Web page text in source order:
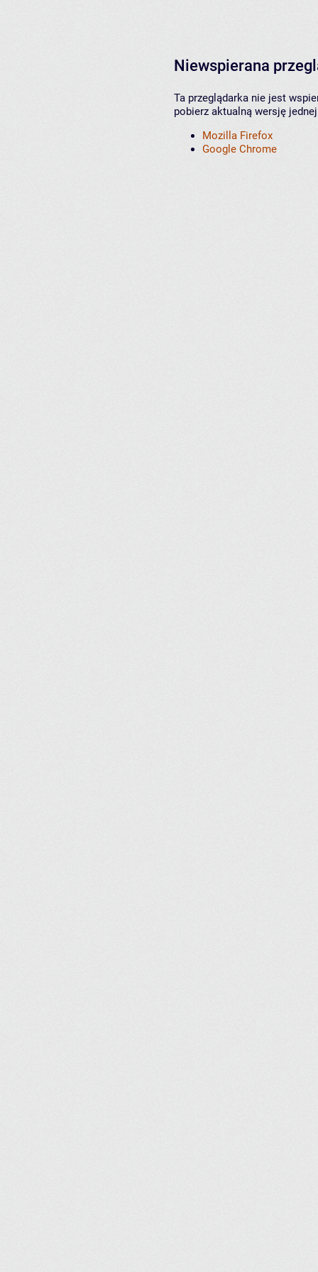
Niewspierana
Ta przeglądarka nie jest
pobierz aktualną wersję
Mozilla Firefox
Google Chrome